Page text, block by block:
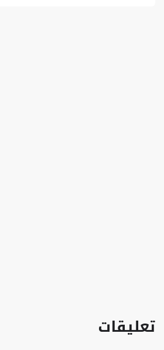
تعليقات